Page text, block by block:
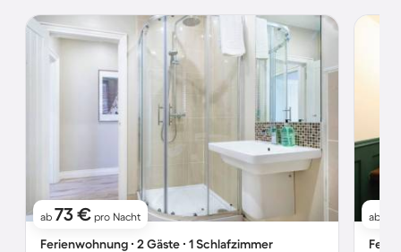
ab 73 € pro Nacht
Ferienwohnung ∙ 2 Gäste ∙ 1 Schlafzimmer
ab